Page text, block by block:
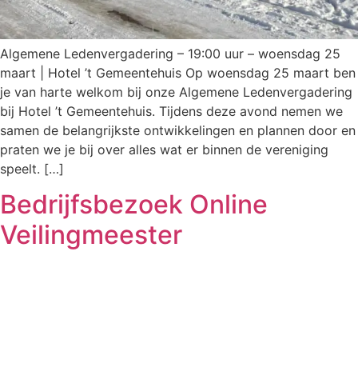
Algemene Ledenvergadering – 19:00 uur – woensdag 25
maart | Hotel ’t Gemeentehuis Op woensdag 25 maart ben
je van harte welkom bij onze Algemene Ledenvergadering
bij Hotel ’t Gemeentehuis. Tijdens deze avond nemen we
samen de belangrijkste ontwikkelingen en plannen door en
praten we je bij over alles wat er binnen de vereniging
speelt. […]
Bedrijfsbezoek Online
Veilingmeester